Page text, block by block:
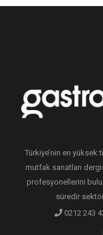
Türkiye’nin en yüksek
mutfak sanatları
profesyonellerini
süredir
0212 243